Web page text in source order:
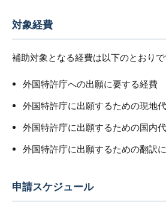
対象経費
補助対象となる経費は以下のとおりで
外国特許庁への出願に要する経費
外国特許庁に出願するための現地
外国特許庁に出願するための国内
外国特許庁に出願するための翻訳
申請スケジュール